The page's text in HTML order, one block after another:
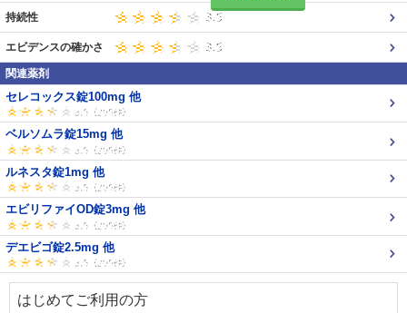
持続性
エビデンスの確かさ
関連薬剤
セレコックス錠100mg 他
ベルソムラ錠15mg 他
ルネスタ錠1mg 他
エビリファイOD錠3mg 他
デエビゴ錠2.5mg 他
はじめてご利用の方